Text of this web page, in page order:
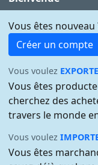
Vous êtes nouveau
Créer un compte
Vous voulez
Vous êtes
cherchez des
travers le monde
Vous voulez
Vous êtes